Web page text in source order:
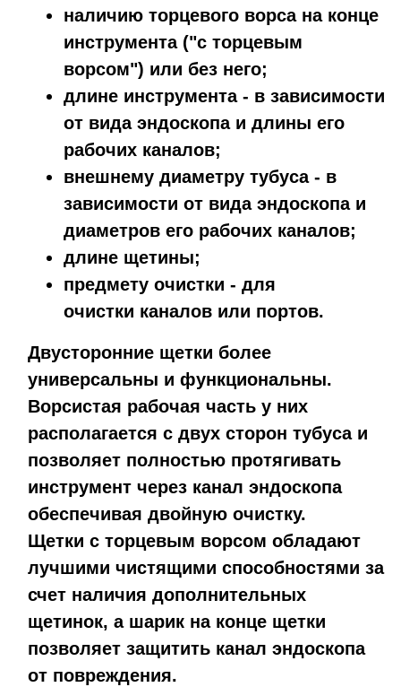
наличию торцевого ворса на конце
инструмента ("с торцевым
ворсом") или без него;
длине инструмента - в зависимости
от вида эндоскопа и длины его
рабочих каналов;
внешнему диаметру тубуса - в
зависимости от вида эндоскопа и
диаметров его рабочих каналов;
длине щетины;
предмету очистки - для
очистки каналов или портов.
Двусторонние щетки более
универсальны и функциональны.
Ворсистая рабочая часть у них
располагается с двух сторон тубуса и
позволяет полностью протягивать
инструмент через канал эндоскопа
обеспечивая двойную очистку.
Щетки с торцевым ворсом обладают
лучшими чистящими способностями за
счет наличия дополнительных
щетинок, а шарик на конце щетки
позволяет защитить канал эндоскопа
от повреждения.